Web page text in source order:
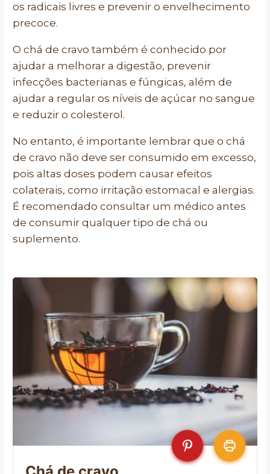
os radicais livres e prevenir o envelhecimento
precoce.
O chá de cravo também é conhecido por
ajudar a melhorar a digestão, prevenir
infecções bacterianas e fúngicas, além de
ajudar a regular os níveis de açúcar no sangue
e reduzir o colesterol.
No entanto, é importante lembrar que o chá
de cravo não deve ser consumido em excesso,
pois altas doses podem causar efeitos
colaterais, como irritação estomacal e alergias.
É recomendado consultar um médico antes
de consumir qualquer tipo de chá ou
suplemento.